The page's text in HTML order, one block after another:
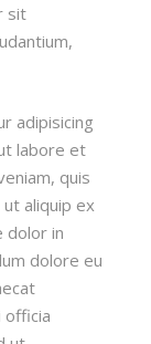
sit
adipisicing
labore et
quis
aliquip ex
dolor in
dolore eu
officia